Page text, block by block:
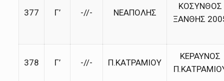
377 Γ’ -//- ΝΕΑΠΟΛΗΣ
ΚΟΣΥΝΘΟΣ
ΞΑΝΘΗΣ
378 Γ’ -//- Π.ΚΑΤΡΑΜΙΟΥ
ΚΕΡΑΥΝΟΣ